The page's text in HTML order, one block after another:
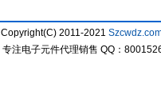
Copyright(C) 2011-2021
专注电子元件代理销售 QQ：